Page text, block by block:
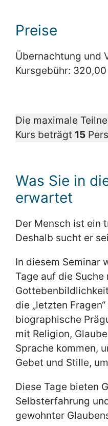
Preise
Übernachtung und
Kursgebühr:
Die maximale
Kurs beträgt 15
Was Sie in
erwartet
Der Mensch ist ein
Deshalb sucht er
In diesem Seminar
Tage auf die
die „letzten
biographische
mit Religion,
Sprache kommen,
Gebet und Stille,
Diese Tage bieten
Selbsterfahrung
gewohnter